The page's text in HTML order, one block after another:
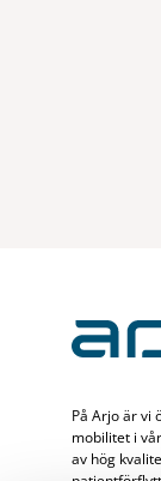
På Arjo är vi
mobilitet i
av hög